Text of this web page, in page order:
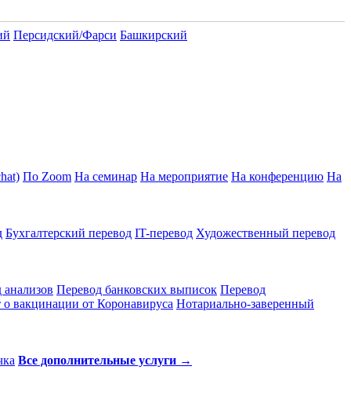
Персидский/Фарси Башкирский
По Zoom На семинар На мероприятие На конференцию На
Бухгалтерский перевод IT-перевод Художественный перевод
Перевод банковских выписок Перевод
вакцинации от Коронавируса Нотариально-заверенный
Все дополнительные услуги →